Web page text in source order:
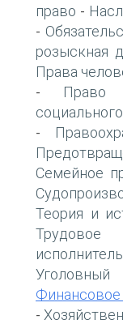
право -
-
розыскная
Права
- Право
-
Семейное
Теория и
Уголовный
Финансовое
-